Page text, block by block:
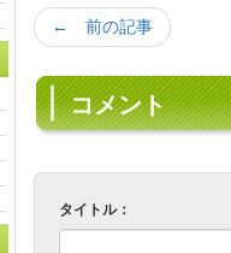
← 前の記事
コメント
タイトル：